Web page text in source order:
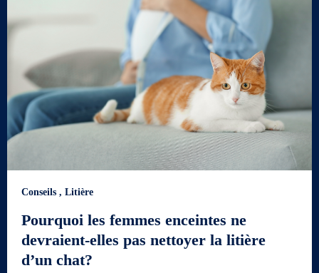
Conseils , Litière
Pourquoi les femmes enceintes ne
devraient-elles pas nettoyer la litière
d’un chat?